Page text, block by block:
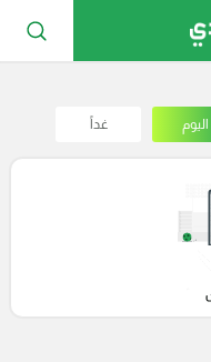
اليوم غداً